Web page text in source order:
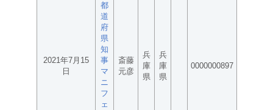
2021年7月15
日
都
道
府
県
知
事
マ
ニ
フ
ェ
斎藤
元彦
兵
庫
県
兵
庫
県
0000000897